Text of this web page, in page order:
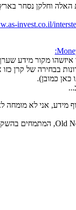
האלה וחלקן נסחר
מקור מידע
בבחירה של קרן
כאן כמובן).
מידע, אני לא מומחה